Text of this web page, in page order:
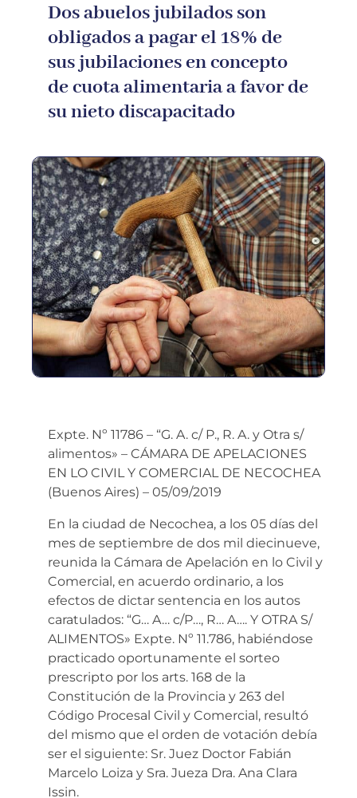
Dos abuelos jubilados son
obligados a pagar el 18% de
sus jubilaciones en concepto
de cuota alimentaria a favor de
su nieto discapacitado
Expte. Nº 11786 – “G. A. c/ P., R. A. y Otra s/
alimentos» – CÁMARA DE APELACIONES
EN LO CIVIL Y COMERCIAL DE NECOCHEA
(Buenos Aires) – 05/09/2019
En la ciudad de Necochea, a los 05 días del
mes de septiembre de dos mil diecinueve,
reunida la Cámara de Apelación en lo Civil y
Comercial, en acuerdo ordinario, a los
efectos de dictar sentencia en los autos
caratulados: “G… A… c/P…, R… A…. Y OTRA S/
ALIMENTOS» Expte. Nº 11.786, habiéndose
practicado oportunamente el sorteo
prescripto por los arts. 168 de la
Constitución de la Provincia y 263 del
Código Procesal Civil y Comercial, resultó
del mismo que el orden de votación debía
ser el siguiente: Sr. Juez Doctor Fabián
Marcelo Loiza y Sra. Jueza Dra. Ana Clara
Issin.